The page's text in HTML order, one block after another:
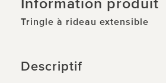
Information produit
Tringle à rideau extensible
Descriptif